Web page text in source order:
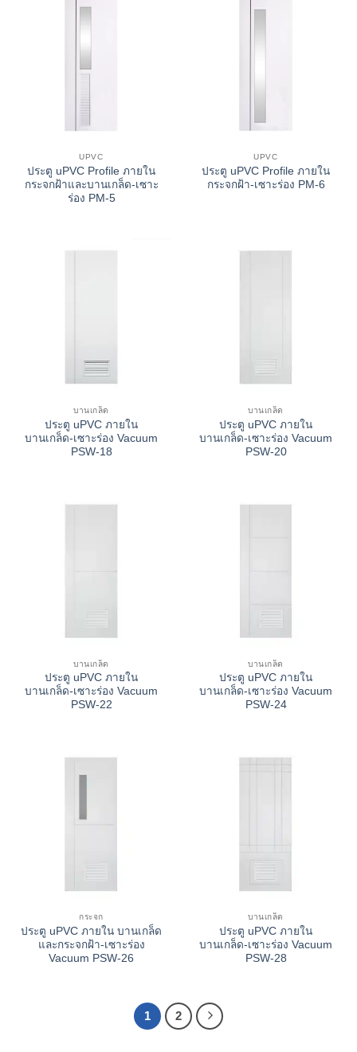
UPVC
ประตู uPVC Profile ภายใน
กระจกฝ้าและบานเกล็ด-เซาะ
ร่อง PM-5
UPVC
ประตู uPVC Profile ภายใน
กระจกฝ้า-เซาะร่อง PM-6
บานเกล็ด
ประตู uPVC ภายใน
บานเกล็ด-เซาะร่อง Vacuum
PSW-18
บานเกล็ด
ประตู uPVC ภายใน
บานเกล็ด-เซาะร่อง Vacuum
PSW-20
บานเกล็ด
ประตู uPVC ภายใน
บานเกล็ด-เซาะร่อง Vacuum
PSW-22
บานเกล็ด
ประตู uPVC ภายใน
บานเกล็ด-เซาะร่อง Vacuum
PSW-24
กระจก
ประตู uPVC ภายใน บานเกล็ด
และกระจกฝ้า-เซาะร่อง
Vacuum PSW-26
บานเกล็ด
ประตู uPVC ภายใน
บานเกล็ด-เซาะร่อง Vacuum
PSW-28
1 2